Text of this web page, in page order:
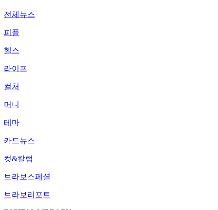
전체뉴스
피플
헬스
라이프
컬처
머니
테마
카드뉴스
컷&칼럼
브라보스페셜
브라보리포트